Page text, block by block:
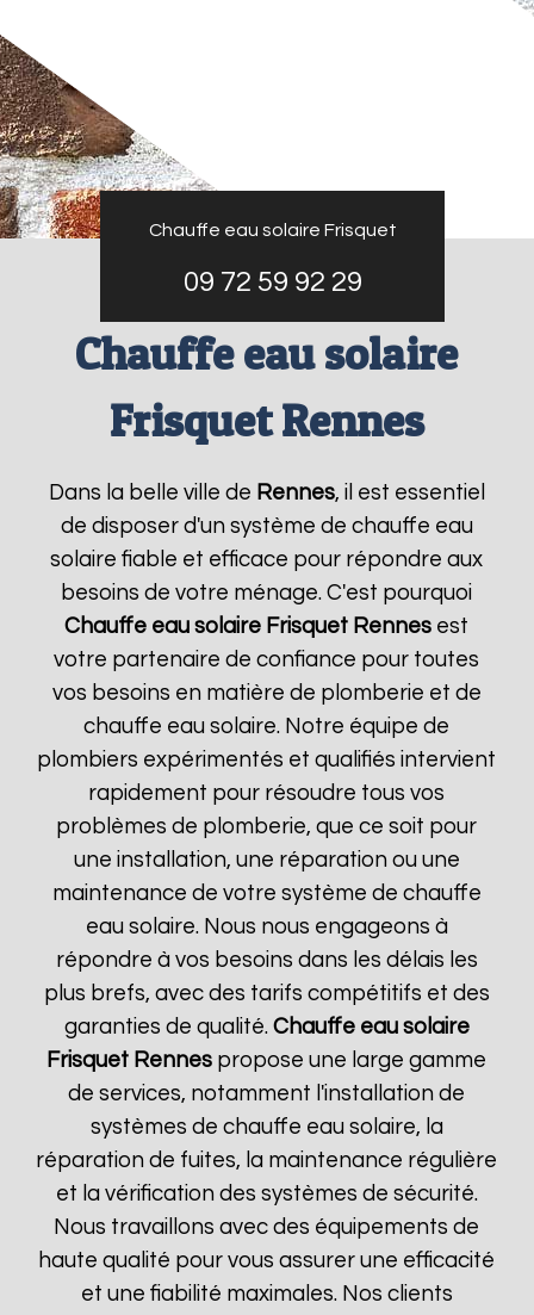
Chauffe eau solaire Frisquet
09 72 59 92 29
Chauffe eau solaire
Frisquet Rennes
Dans la belle ville de Rennes, il est essentiel
de disposer d'un système de chauffe eau
solaire fiable et efficace pour répondre aux
besoins de votre ménage. C'est pourquoi
Chauffe eau solaire Frisquet Rennes est
votre partenaire de confiance pour toutes
vos besoins en matière de plomberie et de
chauffe eau solaire. Notre équipe de
plombiers expérimentés et qualifiés intervient
rapidement pour résoudre tous vos
problèmes de plomberie, que ce soit pour
une installation, une réparation ou une
maintenance de votre système de chauffe
eau solaire. Nous nous engageons à
répondre à vos besoins dans les délais les
plus brefs, avec des tarifs compétitifs et des
garanties de qualité. Chauffe eau solaire
Frisquet Rennes propose une large gamme
de services, notamment l'installation de
systèmes de chauffe eau solaire, la
réparation de fuites, la maintenance régulière
et la vérification des systèmes de sécurité.
Nous travaillons avec des équipements de
haute qualité pour vous assurer une efficacité
et une fiabilité maximales. Nos clients